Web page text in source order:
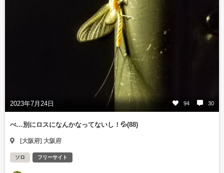
2023年7月24日 94 30
べ…別にロスになんかなってないし！💦(88)
[大阪府] 大阪府
ソロ フリーサイト